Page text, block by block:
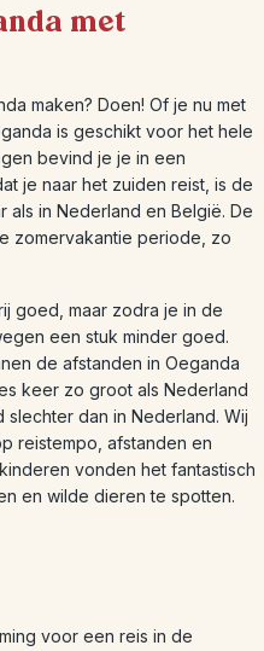
met
maken? Doen! Of je nu met
is geschikt voor het hele
bevind je je in een
je naar het zuiden reist, is de
in Nederland en België. De
zomervakantie periode, zo
goed, maar zodra je in de
een stuk minder goed.
de afstanden in Oeganda
keer zo groot als Nederland
dan in Nederland. Wij
reistempo, afstanden en
vonden het fantastisch
en wilde dieren te spotten.
voor een reis in de